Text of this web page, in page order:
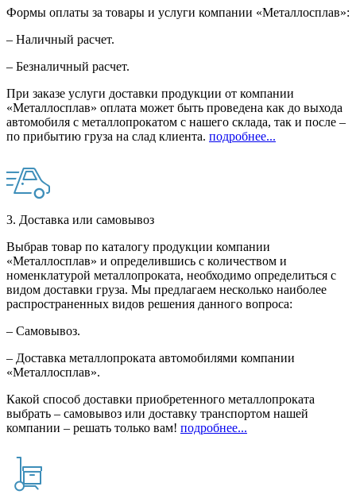
Формы оплаты за товары и услуги компании «Металлосплав»:
– Наличный расчет.
– Безналичный расчет.
При заказе услуги доставки продукции от компании
«Металлосплав» оплата может быть проведена как до выхода
автомобиля с металлопрокатом с нашего склада, так и после –
по прибытию груза на слад клиента. подробнее...
3. Доставка или самовывоз
Выбрав товар по каталогу продукции компании
«Металлосплав» и определившись с количеством и
номенклатурой металлопроката, необходимо определиться с
видом доставки груза. Мы предлагаем несколько наиболее
распространенных видов решения данного вопроса:
– Самовывоз.
– Доставка металлопроката автомобилями компании
«Металлосплав».
Какой способ доставки приобретенного металлопроката
выбрать – самовывоз или доставку транспортом нашей
компании – решать только вам! подробнее...